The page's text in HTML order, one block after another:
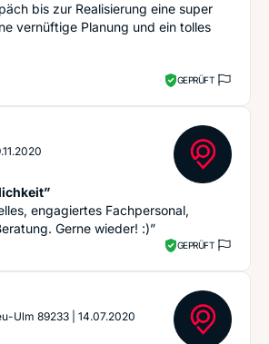
bis zur Realisierung eine super
vernüftige Planung und ein tolles
GEPRÜFT
engagiertes Fachpersonal,
Gerne wieder! :)”
GEPRÜFT
Ulm 89233 14.07.2020